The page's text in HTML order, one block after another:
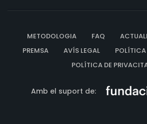
METODOLOGIA FAQ
PREMSA
AVÍS LEGAL
POLÍTICA
POLÍTICA DE
Amb el suport de: